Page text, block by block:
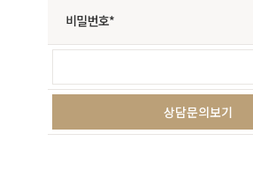
비밀번호*